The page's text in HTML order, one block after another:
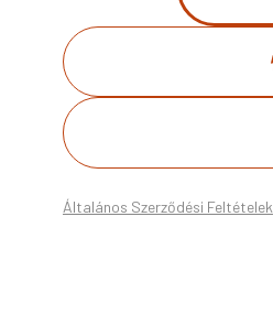
Általános Szerződési Feltételek